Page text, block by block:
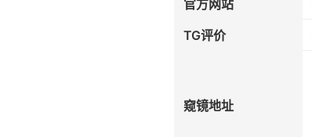
官方网站
TG评价
窥镜地址